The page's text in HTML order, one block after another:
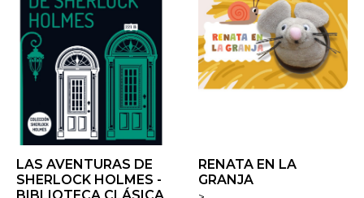
LAS AVENTURAS DE
SHERLOCK HOLMES -
RENATA EN LA
GRANJA